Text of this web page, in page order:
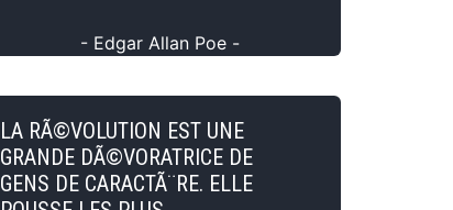
- Edgar Allan Poe -
LA RÃ©VOLUTION EST UNE
GRANDE DÃ©VORATRICE DE
GENS DE CARACTÃ¨RE. ELLE